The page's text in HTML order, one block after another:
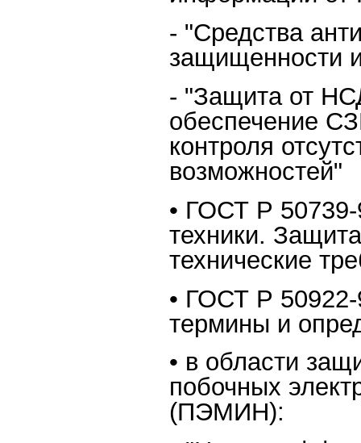
- "Средства
защищенности
- "Защита от
обеспечение
контроля
возможностей"
• ГОСТ Р
техники.
технические
• ГОСТ Р
термины и
• в области
побочных
(ПЭМИН):